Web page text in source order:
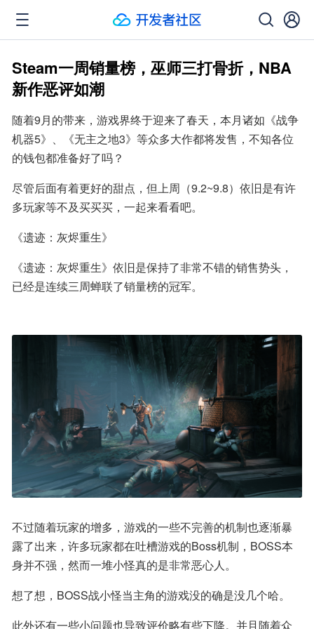
Steam一周销量榜，巫师三打骨折，NBA
新作恶评如潮
随着9月的带来，游戏界终于迎来了春天，本月诸如《战争
机器5》、《无主之地3》等众多大作都将发售，不知各位
的钱包都准备好了吗？
尽管后面有着更好的甜点，但上周（9.2~9.8）依旧是有许
多玩家等不及买买买，一起来看看吧。
《遗迹：灰烬重生》
《遗迹：灰烬重生》依旧是保持了非常不错的销售势头，
已经是连续三周蝉联了销量榜的冠军。
不过随着玩家的增多，游戏的一些不完善的机制也逐渐暴
露了出来，许多玩家都在吐槽游戏的Boss机制，BOSS本
身并不强，然而一堆小怪真的是非常恶心人。
想了想，BOSS战小怪当主角的游戏没的确是没几个哈。
此外还有一些小问题也导致评价略有些下降。并且随着众